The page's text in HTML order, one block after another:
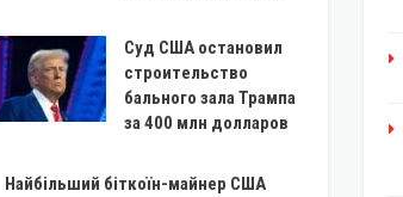
Суд США остановил
строительство
бального зала Трампа
за 400 млн долларов
Найбільший біткоїн-майнер США